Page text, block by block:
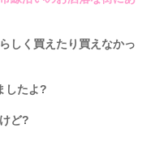
しく買えたり買えなかっ
したよ?
ど?